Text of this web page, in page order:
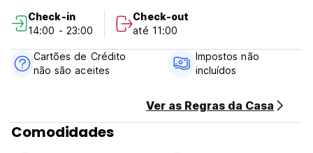
Política de Cancelamento: 1 dia antes da chegada. Em caso
de cancelamento tardio ou No Show, será cobrada a
primeira noite da sua estadia.
Pagamento na chegada somente em dinheiro
Check-in
14:00 - 23:00
Check-out
até 11:00
Cartões de Crédito
não são aceites
Impostos não
incluídos
Ver as Regras da Casa
Comodidades